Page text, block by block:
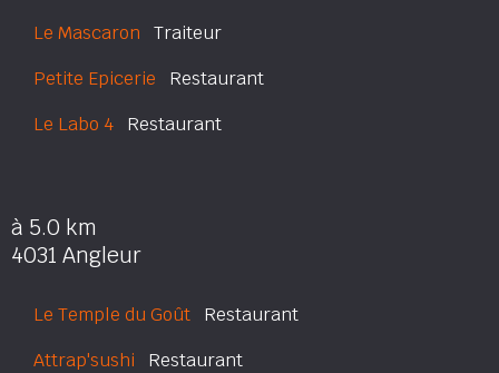
Le Mascaron Traiteur
Petite Epicerie Restaurant
Le Labo 4 Restaurant
à 5.0 km
4031 Angleur
Le Temple du Goût Restaurant
Attrap'sushi Restaurant